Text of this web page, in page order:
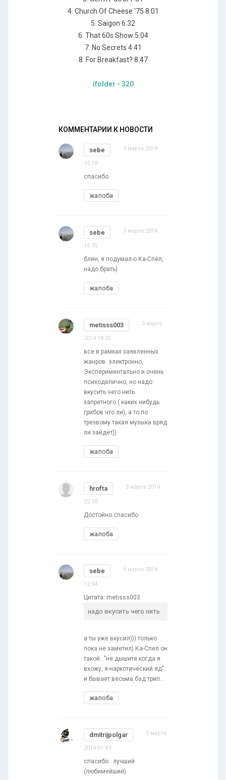
4. Church Of Cheese '75 8:01
5. Saigon 6:32
6. That 60s Show 5:04
7. No Secrets 4:41
8. For Breakfast? 8:47
ifolder - 320
КОММЕНТАРИИ К НОВОСТИ
sebe 3 марта 2014
15:18
спасибо.
жалоба
sebe 3 марта 2014
16:35
блин, я подумал-о Ка-Спел,
надо брать)
жалоба
metisss003 3 марта
2014 18:35
все в рамках заявленных
жанров. электронно,
Экспериментально и очень
психоделично, но надо
вкусить чего нить
запретного ( каких нибудь
грибов что ли), а то по
трезвому такая музыка вряд
ли зайдет))
жалоба
hrofta 3 марта 2014
22:50
Достойно.спасибо.
жалоба
sebe 4 марта 2014
12:54
Цитата: metisss003
надо вкусить чего нить
а ты уже вкусил))) только
пока не заметил) Ка-Спел он
такой..."не дышите когда я
вхожу, я-наркотический яд".
и бывает весьма бэд трип...
жалоба
dmitrijpolgar 5 марта
2014 01:49
спасибо.. лучший
(любимейший)